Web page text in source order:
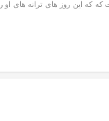
که این روز های ترانه های او